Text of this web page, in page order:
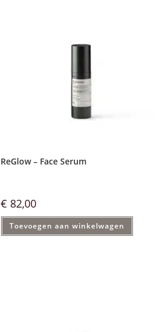
ReGlow – Face Serum
€ 82,00
Toevoegen aan winkelwagen